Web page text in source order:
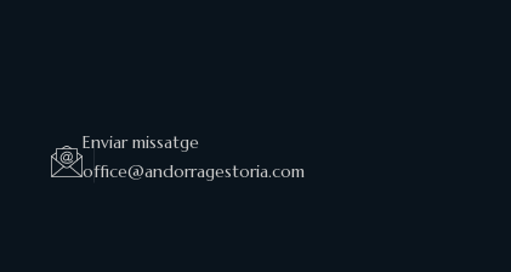
Enviar missatge
office@andorragestoria.com